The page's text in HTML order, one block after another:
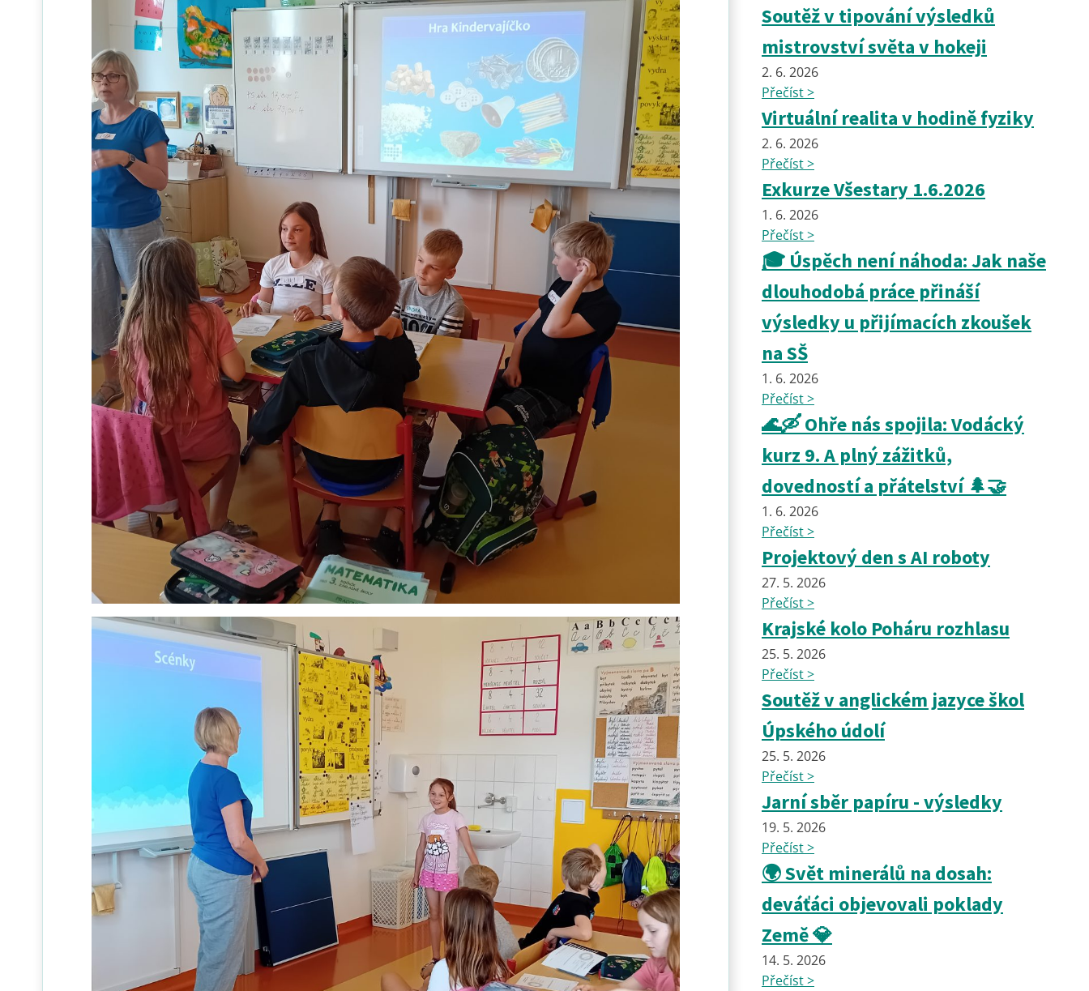
Soutěž v tipování výsledků
mistrovství světa v hokeji
2. 6. 2026
Přečíst >
Virtuální realita v hodině fyziky
2. 6. 2026
Přečíst >
Exkurze Všestary 1.6.2026
1. 6. 2026
Přečíst >
🎓 Úspěch není náhoda: Jak naše
dlouhodobá práce přináší
výsledky u přijímacích zkoušek
na SŠ
1. 6. 2026
Přečíst >
🌊🛶 Ohře nás spojila: Vodácký
kurz 9. A plný zážitků,
dovedností a přátelství 🌲🤝
1. 6. 2026
Přečíst >
Projektový den s AI roboty
27. 5. 2026
Přečíst >
Krajské kolo Poháru rozhlasu
25. 5. 2026
Přečíst >
Soutěž v anglickém jazyce škol
Úpského údolí
25. 5. 2026
Přečíst >
Jarní sběr papíru - výsledky
19. 5. 2026
Přečíst >
🌍 Svět minerálů na dosah:
deváťáci objevovali poklady
Země 💎
14. 5. 2026
Přečíst >